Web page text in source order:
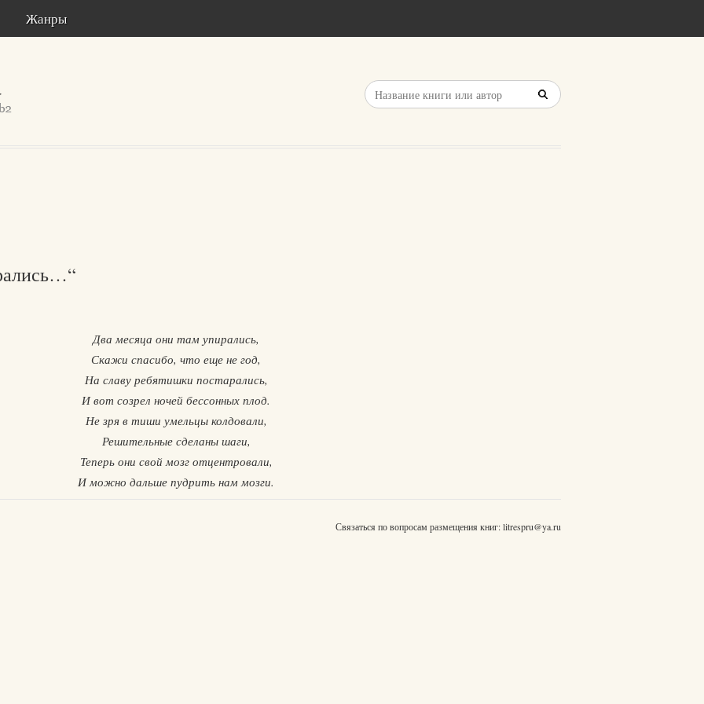
Жанры
Два месяца они там упирались,
Скажи спасибо, что еще не год,
На славу ребятишки постарались,
И вот созрел ночей бессонных плод.
Не зря в тиши умельцы колдовали,
Решительные сделаны шаги,
Теперь они свой мозг отцентровали,
И можно дальше пудрить нам мозги.
Связаться по вопросам размещения книг:litrespru@ya.ru